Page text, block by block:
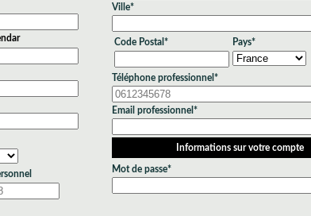
Ville*
Code Postal* Pays*
Téléphone professionnel*
Email professionnel*
Informations sur votre compte
Mot de passe*